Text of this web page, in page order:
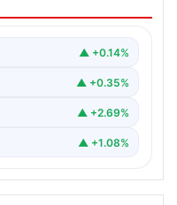
yoğun
▲ +0.14%
▲ +0.35%
▲ +2.69%
▲ +1.08%